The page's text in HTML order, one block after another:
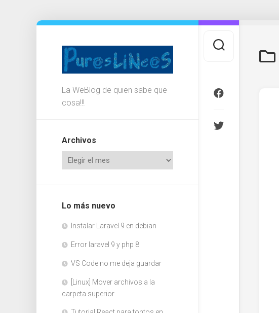
La WeBlog de quien sabe que
cosa!!!
Archivos
Lo más nuevo
Instalar Laravel 9 en debian
Error laravel 9 y php 8
VS Code no me deja guardar
[Linux] Mover archivos a la
carpeta superior